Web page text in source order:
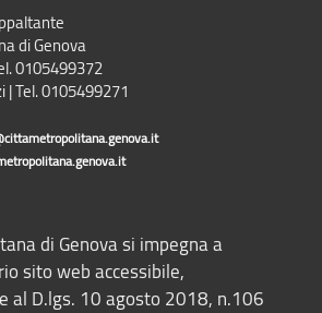
di Genova
0105499372
| Tel. 0105499271
di Genova si impegna a
sito web accessibile,
al D.lgs. 10 agosto 2018, n.106